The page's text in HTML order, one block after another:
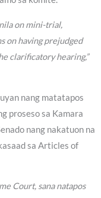
on mini-trial,
on having prejudged
clarificatory hearing,”
nang matatapos
proseso sa Kamara
nang nakatuon na
sa Articles of
Court, sana natapos